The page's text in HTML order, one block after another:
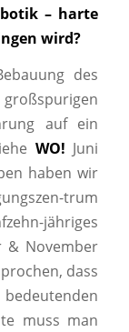
– harte
wird?
des
auf ein
WO! Juni
haben wir
trum
jähriges
& November
dass
muss man